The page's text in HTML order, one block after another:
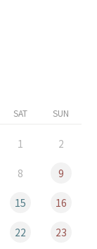
SAT SUN
1 2
8 9
15 16
22 23